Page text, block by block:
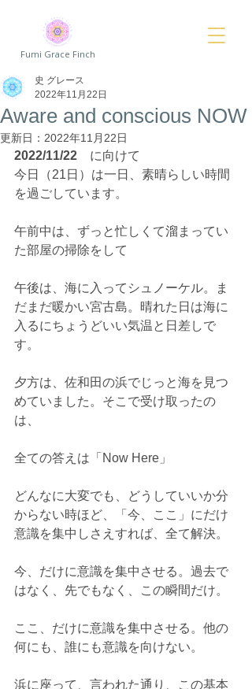
Fumi Grace Finch
Aware and conscious NOW
史 グレース
2022年11月22日
更新日： 2022年11月22日
2022/11/22 に向けて
今日（21日）は一日、素晴らしい時間
を過ごしています。
午前中は、ずっと忙しくて溜まってい
た部屋の掃除をして
午後は、海に入ってシュノーケル。ま
だまだ暖かい宮古島。晴れた日は海に
入るにちょうどいい気温と日差しで
す。
夕方は、佐和田の浜でじっと海を見つ
めていました。そこで受け取ったの
は、
全ての答えは「Now Here」
どんなに大変でも、どうしていいか分
からない時ほど、「今、ここ」にだけ
意識を集中しさえすれば、全て解決。
今、だけに意識を集中させる。過去で
はなく、先でもなく、この瞬間だけ。
ここ、だけに意識を集中させる。他の
何にも、誰にも意識を向けない。
浜に座って、言われた通り、この基本